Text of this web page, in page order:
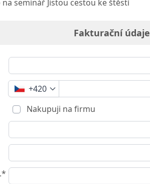
na seminář Jistou cestou ke štěstí
Fakturační údaje
+420
Nakupuji na firmu